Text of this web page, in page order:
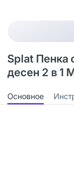
Splat Пенка
десен 2 в 1
Основное